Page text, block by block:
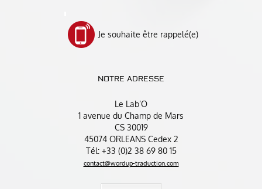
Je souhaite être rappelé(e)
NOTRE ADRESSE
Le Lab’O
1 avenue du Champ de Mars
CS 30019
45074 ORLEANS Cedex 2
Tél: +33 (0)2 38 69 80 15
contact@wordup-traduction.com